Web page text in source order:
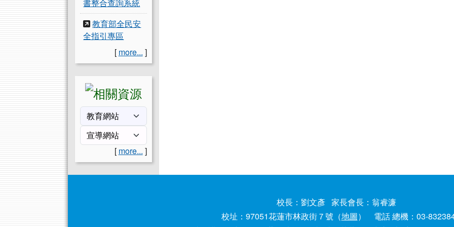
書整合查詢系統
教育部全民安
全指引專區
[ more... ]
[ more... ]
校長：劉文彥 家長會長：翁睿濂
校址：97051花蓮市林政街７號（地圖） 電話 總機：03-